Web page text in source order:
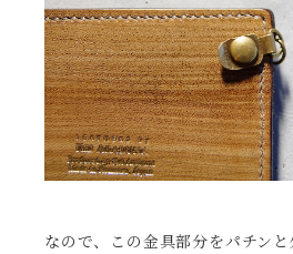
なので、この金具部分をパチン